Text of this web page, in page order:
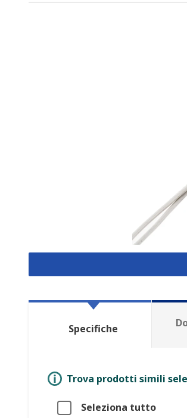
Specifiche
Trova prodotti simili
Seleziona tutto